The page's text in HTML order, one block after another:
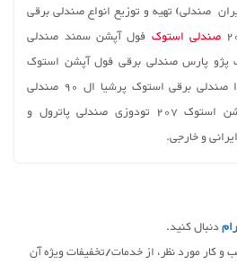
صندلی) تهیه و توزیع انواع صندلی برقی
صندلی استوک فول آپشن سمند صندلی
پژو پارس صندلی برقی فول آپشن استوک
سوزوکی ویتارا صندلی برقی استوک پرشیا ال 90 صندلی
صندلی پاترول و
ایرانی و خارجی.
دنبال کنید.
و کار مورد نظر، از خدمات/تخفیفات ویژه آن